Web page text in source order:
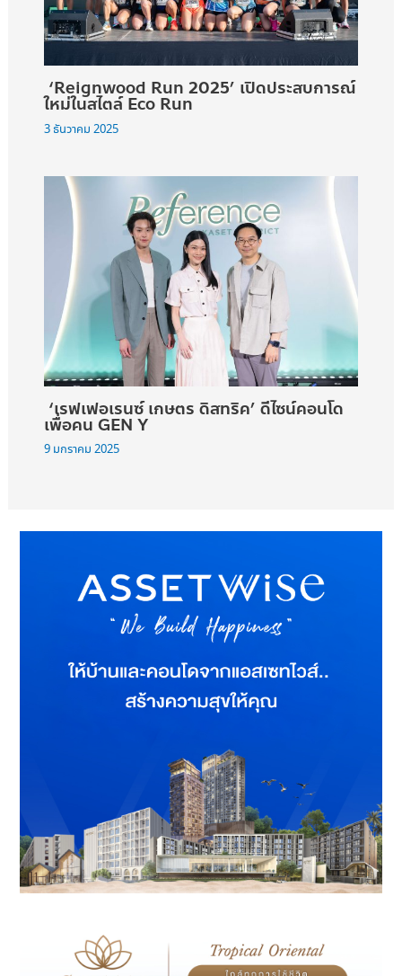
‘Reignwood Run 2025’ เปิดประสบการณ์
ใหม่ในสไตล์ Eco Run
3 ธันวาคม 2025
‘เรฟเฟอเรนซ์ เกษตร ดิสทริค’ ดีไซน์คอนโด
เพื่อคน GEN Y
9 มกราคม 2025